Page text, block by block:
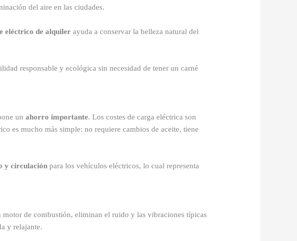
del aire en las ciudades.
eléctrico de alquiler ayuda a conservar la belleza natural del
responsable y ecológica sin necesidad de tener un carné
unahorro importante. Los costes de carga eléctrica son
es mucho más simple: no requiere cambios de aceite, tiene
y circulación para los vehículos eléctricos, lo cual representa
motor de combustión, eliminan el ruido y las vibraciones típicas
y relajante.